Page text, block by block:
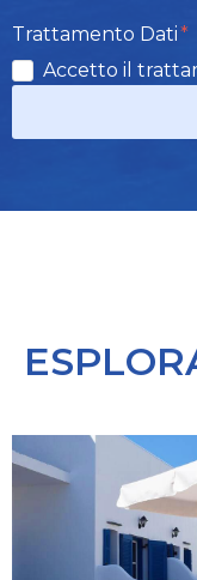
Trattamento Dati
Accetto il